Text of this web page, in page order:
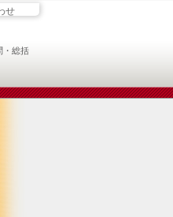
医・専攻医
せ
・総括